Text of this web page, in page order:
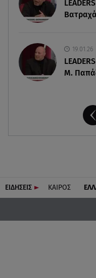
19.01.26
Μ.
ΕΙΔΗΣΕΙΣ ΚΑΙΡΟΣ